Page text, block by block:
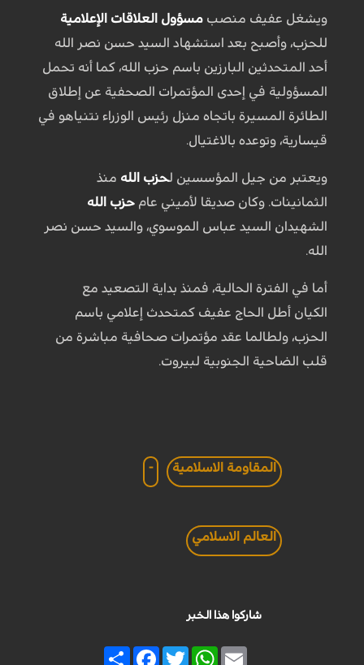
ويشغل عفيف منصب مسؤول العلاقات الإعلامية
للحزب، وأصبح بعد استشهاد السيد حسن نصر الله
أحد المتحدثين البارزين باسم حزب الله، كما أنه تحمل
المسؤولية في إحدى المؤتمرات الصحفية عن إطلاق
الطائرة المسيرة باتجاه منزل رئيس الوزراء نتنياهو في
قيسارية، وتوعده بالاغتيال.
ويعتبر من جيل المؤسسين لحزب الله منذ
الثمانينات. وكان صديقا لأميني عام حزب الله
الشهيدان السيد عباس الموسوي، والسيد حسن نصر
الله.
أما في الفترة الحالية، فمنذ بداية التصعيد مع
الكيان أطل الحاج عفيف كمتحدث إعلامي باسم
الحزب، ولطالما عقد مؤتمرات صحافية مباشرة من
قلب الضاحية الجنوبية لبيروت.
المقاومة الاسلامية -
العالم الاسلامي
شاركوا هذا الخبر
Share
FacebookTwitter
WhatsAppEmail